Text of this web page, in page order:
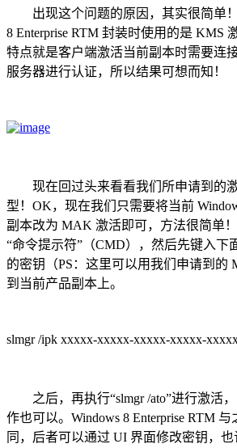
出现这个问题的原因，其实很简单！
8 Enterprise RTM 封装时使用的是 KMS
特点就是客户端激活当前副本时需要连
服务器进行认证，所以结果可想而知！
现在回过头来看看我们所申请到的
型！OK，现在我们只需要将当前
副本改为 MAK 激活即可，方法很简单
“命令提示符”（CMD），然后先键入下
的密钥（PS：这里可以用我们申请到的
到当前产品副本上。
slmgr /ipk xxxxx-xxxxx-xxxxx-xxxxx-
之后，再执行“slmgr /ato”进行激活
作也可以。Windows 8 Enterprise RTM 与
同，后者可以通过 UI 界面修改密钥，